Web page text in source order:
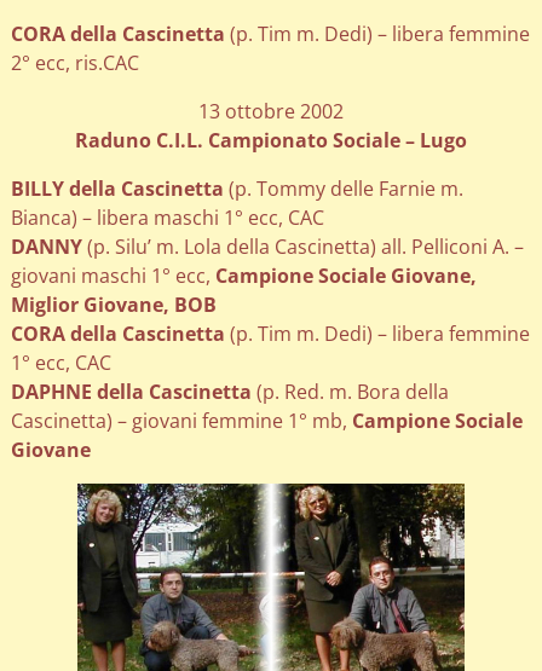
CORA della Cascinetta (p. Tim m. Dedi) – libera femmine
2° ecc, ris.CAC
13 ottobre 2002
Raduno C.I.L. Campionato Sociale – Lugo
BILLY della Cascinetta (p. Tommy delle Farnie m.
Bianca) – libera maschi 1° ecc, CAC
DANNY(p. Silu’ m. Lola della Cascinetta) all. Pelliconi A. –
giovani maschi 1° ecc, Campione Sociale Giovane,
Miglior Giovane, BOB
CORA della Cascinetta (p. Tim m. Dedi) – libera femmine
1° ecc, CAC
DAPHNE della Cascinetta (p. Red. m. Bora della
Cascinetta) – giovani femmine 1° mb, Campione Sociale
Giovane